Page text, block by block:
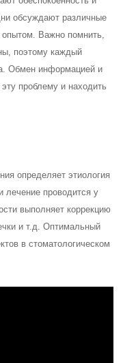
обсуждают различные
Важно помнить,
поэтому каждый
Обмен информацией и
проблему и находить
определяет этиология
лечение проводится у
выполняет коррекцию
и т.д. Оптимальный
в стоматологическом